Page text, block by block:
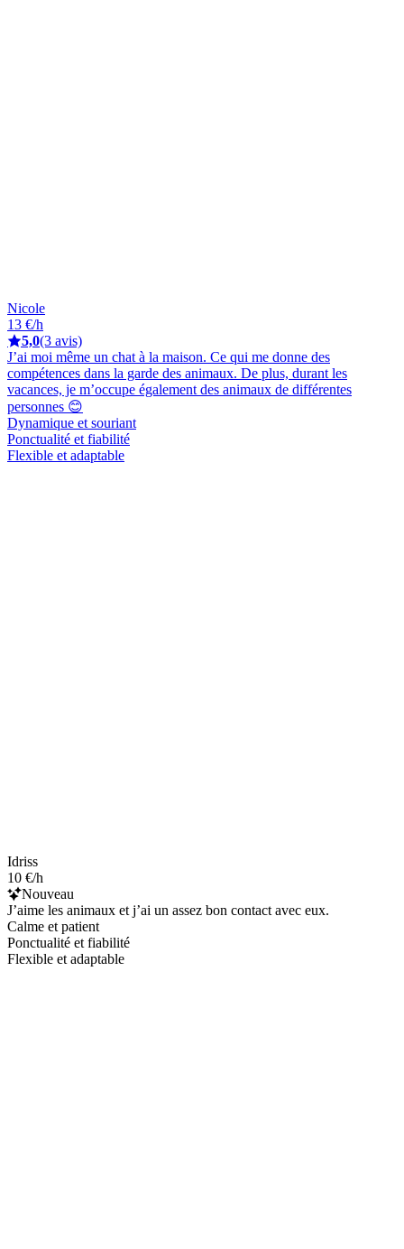
Nicole
13 €/h
5,0(3 avis)
J’ai moi même un chat à la maison. Ce qui me donne des
compétences dans la garde des animaux. De plus, durant les
vacances, je m’occupe également des animaux de différentes
personnes 😊
Dynamique et souriant
Ponctualité et fiabilité
Flexible et adaptable
Idriss
10 €/h
Nouveau
J’aime les animaux et j’ai un assez bon contact avec eux.
Calme et patient
Ponctualité et fiabilité
Flexible et adaptable